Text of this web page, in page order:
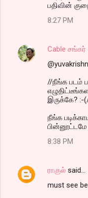
பதிவின்
8:27 PM
Cable சங்கர்
//நீங்க படம்
இருக்கே? :-
நீங்க
பின்னூட்டமே
8:38 PM
ராகுல் said…
must see